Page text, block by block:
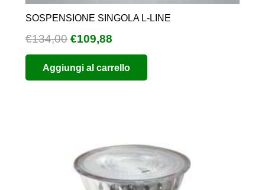
SOSPENSIONE SINGOLA L-LINE
€134,00 Il
prezzo
originale
era:
€109,88
prezzo
attuale
è:
Aggiungi al carrello